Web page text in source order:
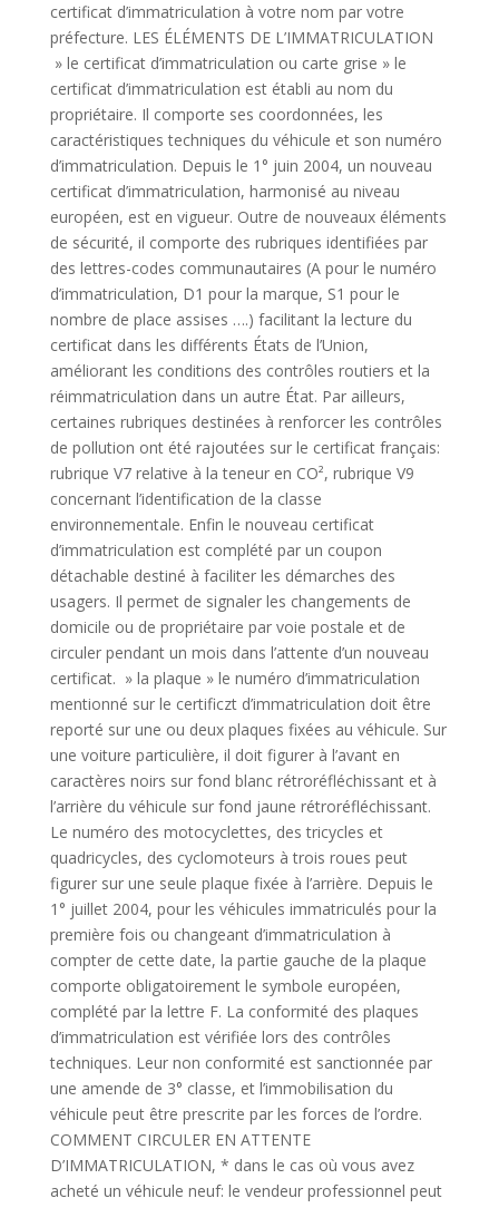
certificat d’immatriculation à votre nom par votre
préfecture. LES ÉLÉMENTS DE L’IMMATRICULATION
» le certificat d’immatriculation ou carte grise » le
certificat d’immatriculation est établi au nom du
propriétaire. Il comporte ses coordonnées, les
caractéristiques techniques du véhicule et son numéro
d’immatriculation. Depuis le 1° juin 2004, un nouveau
certificat d’immatriculation, harmonisé au niveau
européen, est en vigueur. Outre de nouveaux éléments
de sécurité, il comporte des rubriques identifiées par
des lettres-codes communautaires (A pour le numéro
d’immatriculation, D1 pour la marque, S1 pour le
nombre de place assises ….) facilitant la lecture du
certificat dans les différents États de l’Union,
améliorant les conditions des contrôles routiers et la
réimmatriculation dans un autre État. Par ailleurs,
certaines rubriques destinées à renforcer les contrôles
de pollution ont été rajoutées sur le certificat français:
rubrique V7 relative à la teneur en CO², rubrique V9
concernant l’identification de la classe
environnementale. Enfin le nouveau certificat
d’immatriculation est complété par un coupon
détachable destiné à faciliter les démarches des
usagers. Il permet de signaler les changements de
domicile ou de propriétaire par voie postale et de
circuler pendant un mois dans l’attente d’un nouveau
certificat. » la plaque » le numéro d’immatriculation
mentionné sur le certificzt d’immatriculation doit être
reporté sur une ou deux plaques fixées au véhicule. Sur
une voiture particulière, il doit figurer à l’avant en
caractères noirs sur fond blanc rétroréfléchissant et à
l’arrière du véhicule sur fond jaune rétroréfléchissant.
Le numéro des motocyclettes, des tricycles et
quadricycles, des cyclomoteurs à trois roues peut
figurer sur une seule plaque fixée à l’arrière. Depuis le
1° juillet 2004, pour les véhicules immatriculés pour la
première fois ou changeant d’immatriculation à
compter de cette date, la partie gauche de la plaque
comporte obligatoirement le symbole européen,
complété par la lettre F. La conformité des plaques
d’immatriculation est vérifiée lors des contrôles
techniques. Leur non conformité est sanctionnée par
une amende de 3° classe, et l’immobilisation du
véhicule peut être prescrite par les forces de l’ordre.
COMMENT CIRCULER EN ATTENTE
D’IMMATRICULATION, * dans le cas où vous avez
acheté un véhicule neuf: le vendeur professionnel peut